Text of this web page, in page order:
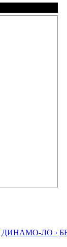
ДИНАМО-ЛО ›